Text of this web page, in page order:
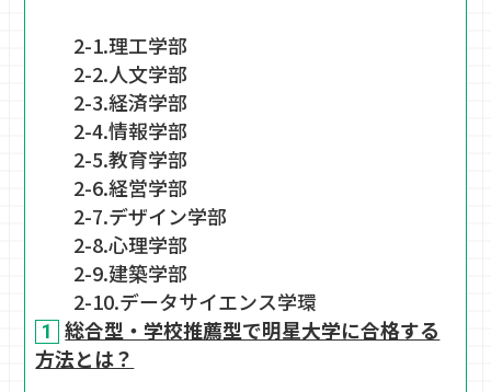
2-1.理工学部
2-2.人文学部
2-3.経済学部
2-4.情報学部
2-5.教育学部
2-6.経営学部
2-7.デザイン学部
2-8.心理学部
2-9.建築学部
2-10.データサイエンス学環
総合型・学校推薦型で明星大学に合格する
方法とは？